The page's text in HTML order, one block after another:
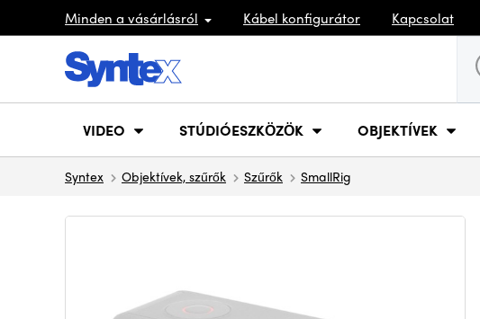
Minden a vásárlásról Kábel konfigurátor Kapcsolat
VIDEO STÚDIÓESZKÖZÖK OBJEKTÍVEK
Syntex Objektívek, szűrők Szűrők SmallRig